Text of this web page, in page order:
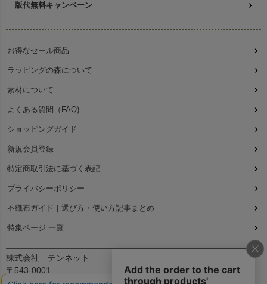
版代無料キャンペーン
お得なセール商品
ラッピングの森について
素材について
よくある質問（FAQ)
ショッピングガイド
新規会員登録
特定商取引法に基づく表記
プライバシーポリシー
不織布ガイド｜選び方・使い方記事まとめ
特集ページ 一覧
株式会社 テンネット
〒543-0001